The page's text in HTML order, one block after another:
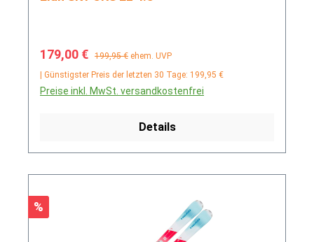
Verkaufspreis:
179,00 € Regulärer Preis:
199,95 € ehem. UVP
| Günstigster Preis der letzten 30 Tage: 199,95 €
Preise inkl. MwSt. versandkostenfrei
Details
Rabatt
%